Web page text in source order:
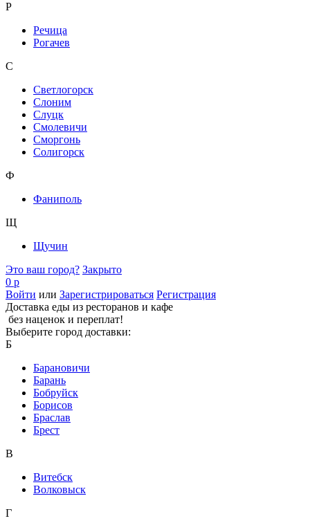
Р
Речица
Рогачев
С
Светлогорск
Слоним
Слуцк
Смолевичи
Сморгонь
Солигорск
Ф
Фаниполь
Щ
Щучин
Это ваш город? Закрыто
0 р
Войти или Зарегистрироваться Регистрация
Доставка еды из ресторанов и кафе
без наценок и переплат!
Выберите город доставки:
Б
Барановичи
Барань
Бобруйск
Борисов
Браслав
Брест
В
Витебск
Волковыск
Г